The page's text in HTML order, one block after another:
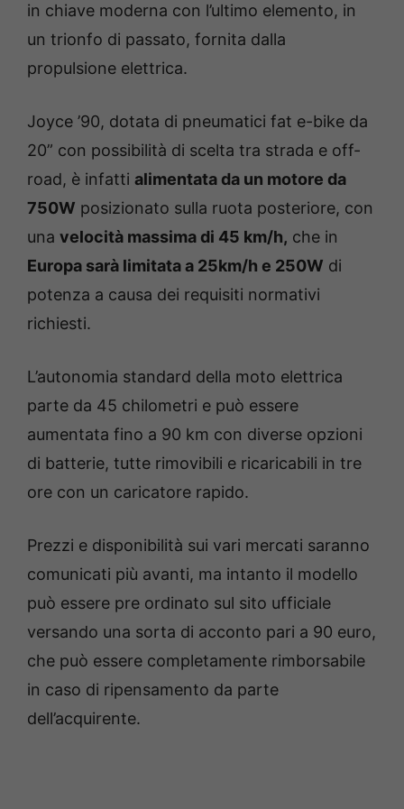
in chiave moderna con l’ultimo elemento, in
un trionfo di passato, fornita dalla
propulsione elettrica.
Joyce ’90, dotata di pneumatici fat e-bike da
20” con possibilità di scelta tra strada e off-
road, è infatti alimentata da un motore da
750W posizionato sulla ruota posteriore, con
una velocità massima di 45 km/h, che in
Europa sarà limitata a 25km/h e 250W di
potenza a causa dei requisiti normativi
richiesti.
L’autonomia standard della moto elettrica
parte da 45 chilometri e può essere
aumentata fino a 90 km con diverse opzioni
di batterie, tutte rimovibili e ricaricabili in tre
ore con un caricatore rapido.
Prezzi e disponibilità sui vari mercati saranno
comunicati più avanti, ma intanto il modello
può essere pre ordinato sul sito ufficiale
versando una sorta di acconto pari a 90 euro,
che può essere completamente rimborsabile
in caso di ripensamento da parte
dell’acquirente.